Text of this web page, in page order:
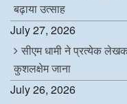
बढ़ाया उत्साह
July 27, 2026
सीएम धामी ने प्रत्येक
कुशलक्षेम जाना
July 26, 2026